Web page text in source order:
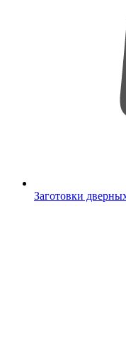
Заготовки